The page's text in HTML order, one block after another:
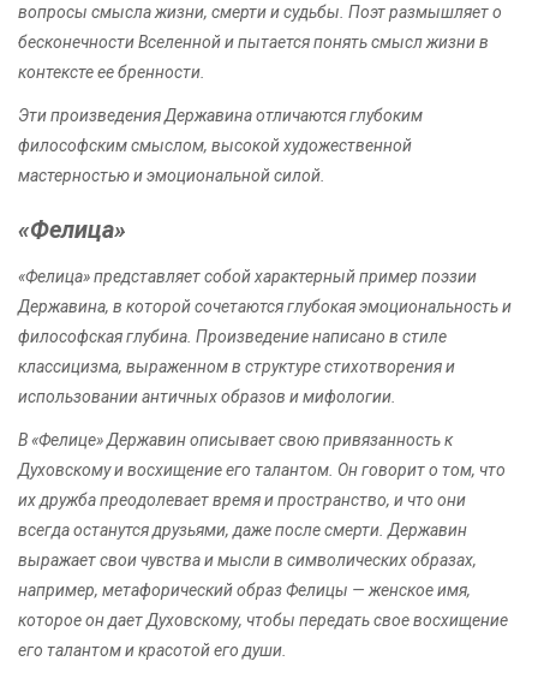
вопросы смысла жизни, смерти и судьбы. Поэт размышляет о
бесконечности Вселенной и пытается понять смысл жизни в
контексте ее бренности.
Эти произведения Державина отличаются глубоким
философским смыслом, высокой художественной
мастерностью и эмоциональной силой.
«Фелица»
«Фелица» представляет собой характерный пример поэзии
Державина, в которой сочетаются глубокая эмоциональность и
философская глубина. Произведение написано в стиле
классицизма, выраженном в структуре стихотворения и
использовании античных образов и мифологии.
В «Фелице» Державин описывает свою привязанность к
Духовскому и восхищение его талантом. Он говорит о том, что
их дружба преодолевает время и пространство, и что они
всегда останутся друзьями, даже после смерти. Державин
выражает свои чувства и мысли в символических образах,
например, метафорический образ Фелицы — женское имя,
которое он дает Духовскому, чтобы передать свое восхищение
его талантом и красотой его души.